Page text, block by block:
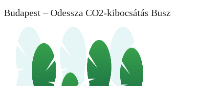
Budapest – Odessza CO2-kibocsátás Busz